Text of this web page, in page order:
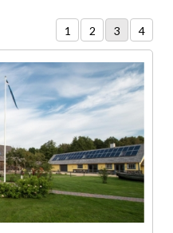
1 2 3 4